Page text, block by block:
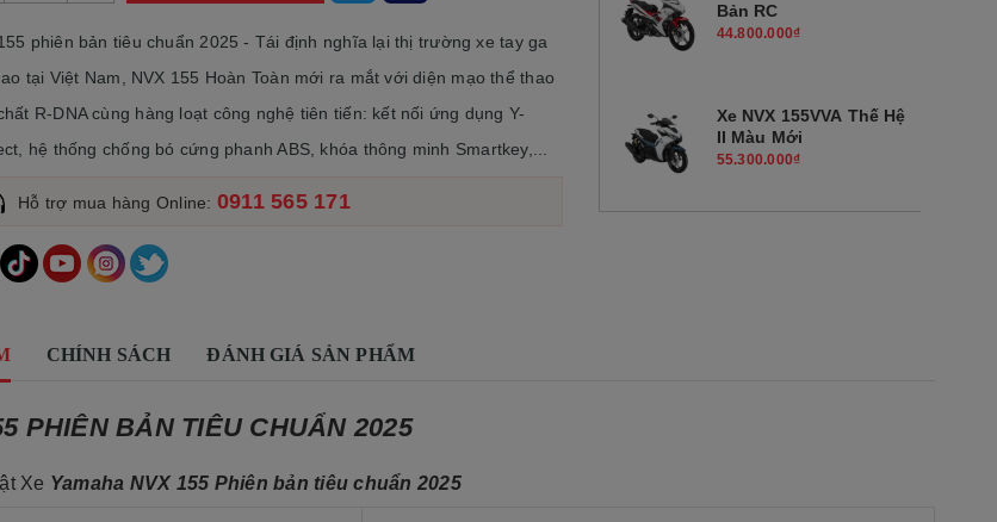
phiên bản tiêu chuẩn 2025 - Tái định nghĩa lại thị trường xe tay ga
tại Việt Nam, NVX 155 Hoàn Toàn mới ra mắt với diện mạo thể thao
R-DNA cùng hàng loạt công nghệ tiên tiến: kết nối ứng dụng Y-
hệ thống chống bó cứng phanh ABS, khóa thông minh Smartkey,...
Hỗ trợ mua hàng Online: 0911 565 171
Bản RC
44.800.000₫
Xe NVX 155VVA Thế Hệ
II Màu Mới
55.300.000₫
CHÍNH SÁCH ĐÁNH GIÁ SẢN PHẨM
PHIÊN BẢN TIÊU CHUẨN 2025
Xe Yamaha NVX 155 Phiên bản tiêu chuẩn 2025